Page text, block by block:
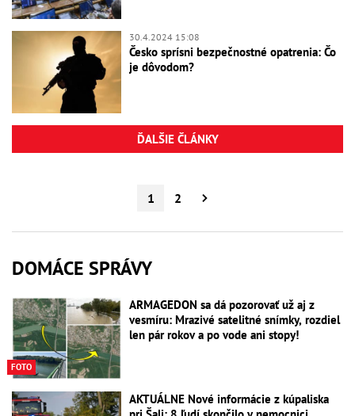
30.4.2024 15:08
Česko sprísni bezpečnostné opatrenia: Čo
je dôvodom?
ĎALŠIE ČLÁNKY
1 2
DOMÁCE SPRÁVY
FOTO
ARMAGEDON sa dá pozorovať už aj z
vesmíru: Mrazivé satelitné snímky, rozdiel
len pár rokov a po vode ani stopy!
AKTUÁLNE Nové informácie z kúpaliska